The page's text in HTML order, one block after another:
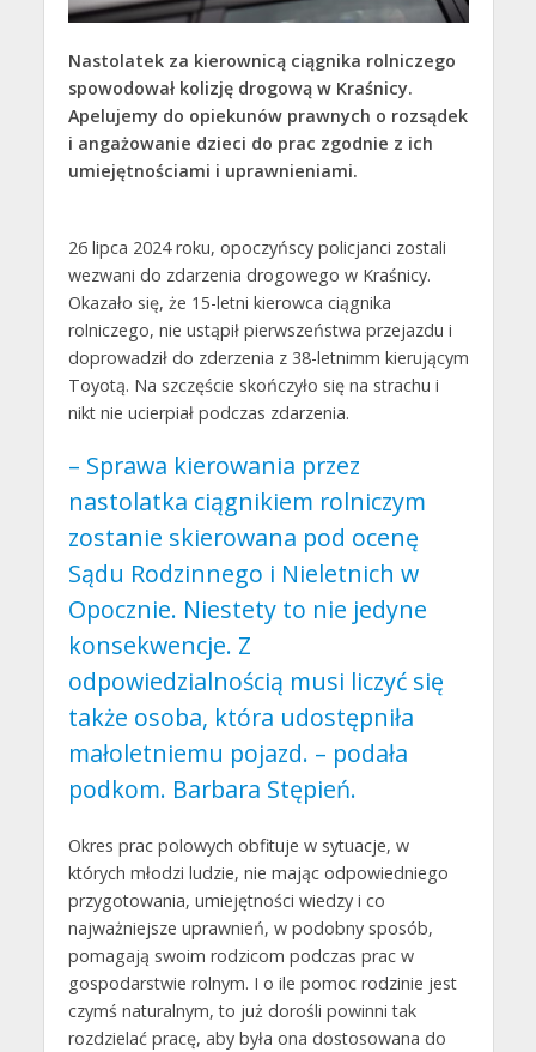
Nastolatek za kierownicą ciągnika rolniczego
spowodował kolizję drogową w Kraśnicy.
Apelujemy do opiekunów prawnych o rozsądek
i angażowanie dzieci do prac zgodnie z ich
umiejętnościami i uprawnieniami.
26 lipca 2024 roku, opoczyńscy policjanci zostali
wezwani do zdarzenia drogowego w Kraśnicy.
Okazało się, że 15-letni kierowca ciągnika
rolniczego, nie ustąpił pierwszeństwa przejazdu i
doprowadził do zderzenia z 38-letnimm kierującym
Toyotą. Na szczęście skończyło się na strachu i
nikt nie ucierpiał podczas zdarzenia.
– Sprawa kierowania przez
nastolatka ciągnikiem rolniczym
zostanie skierowana pod ocenę
Sądu Rodzinnego i Nieletnich w
Opocznie. Niestety to nie jedyne
konsekwencje. Z
odpowiedzialnością musi liczyć się
także osoba, która udostępniła
małoletniemu pojazd. – podała
podkom. Barbara Stępień.
Okres prac polowych obfituje w sytuacje, w
których młodzi ludzie, nie mając odpowiedniego
przygotowania, umiejętności wiedzy i co
najważniejsze uprawnień, w podobny sposób,
pomagają swoim rodzicom podczas prac w
gospodarstwie rolnym. I o ile pomoc rodzinie jest
czymś naturalnym, to już dorośli powinni tak
rozdzielać pracę, aby była ona dostosowana do